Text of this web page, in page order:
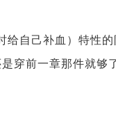
给自己补血）特性
穿前一章那件就够